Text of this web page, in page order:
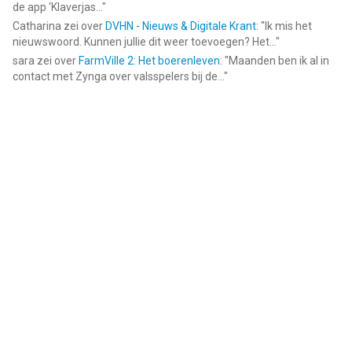
de app ‘Klaverjas... "
Catharina zei over DVHN - Nieuws & Digitale Krant: " Ik mis het
nieuwswoord. Kunnen jullie dit weer toevoegen? Het... "
sara zei over FarmVille 2: Het boerenleven: "Maanden ben ik al in
contact met Zynga over valsspelers bij de... "